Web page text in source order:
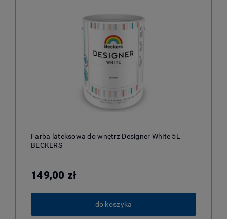
Farba lateksowa do wnętrz Designer White 5L
BECKERS
149,00 zł
do koszyka